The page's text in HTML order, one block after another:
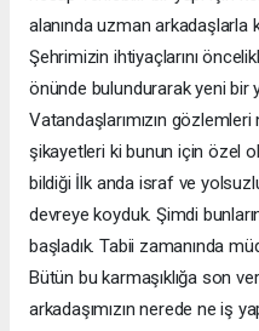
alanında uzman arkadaşlarla
Şehrimizin ihtiyaçlarını
önünde bulundurarak yeni bir
Vatandaşlarımızın
şikayetleri ki bunun için özel
bildiği İlk anda israf ve
devreye koyduk. Şimdi
başladık. Tabii zamanında
Bütün bu karmaşıklığa son
arkadaşımızın nerede ne iş